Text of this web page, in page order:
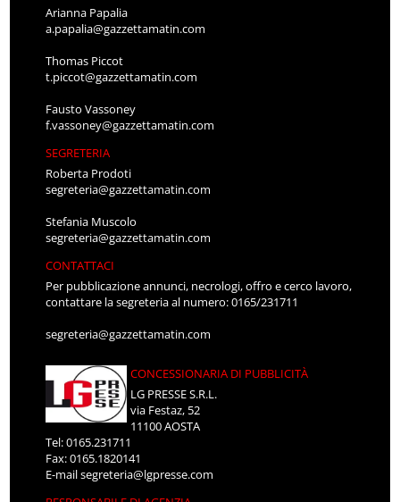
Arianna Papalia
a.papalia@gazzettamatin.com
Thomas Piccot
t.piccot@gazzettamatin.com
Fausto Vassoney
f.vassoney@gazzettamatin.com
SEGRETERIA
Roberta Prodoti
segreteria@gazzettamatin.com
Stefania Muscolo
segreteria@gazzettamatin.com
CONTATTACI
Per pubblicazione annunci, necrologi, offro e cerco lavoro,
contattare la segreteria al numero: 0165/231711
segreteria@gazzettamatin.com
CONCESSIONARIA DI PUBBLICITÀ
LG PRESSE S.R.L.
via Festaz, 52
11100 AOSTA
Tel: 0165.231711
Fax: 0165.1820141
E-mailsegreteria@lgpresse.com